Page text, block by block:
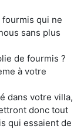
qui ne
sans plus
de fourmis ?
à votre
dans votre villa,
donc tout
qui essaient de